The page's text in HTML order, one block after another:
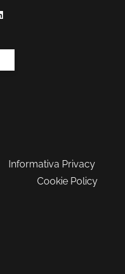
Informativa Privacy
Cookie Policy